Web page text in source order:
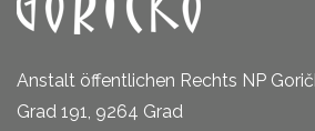
Anstalt öffentlichen Rechts NP
Grad 191, 9264 Grad